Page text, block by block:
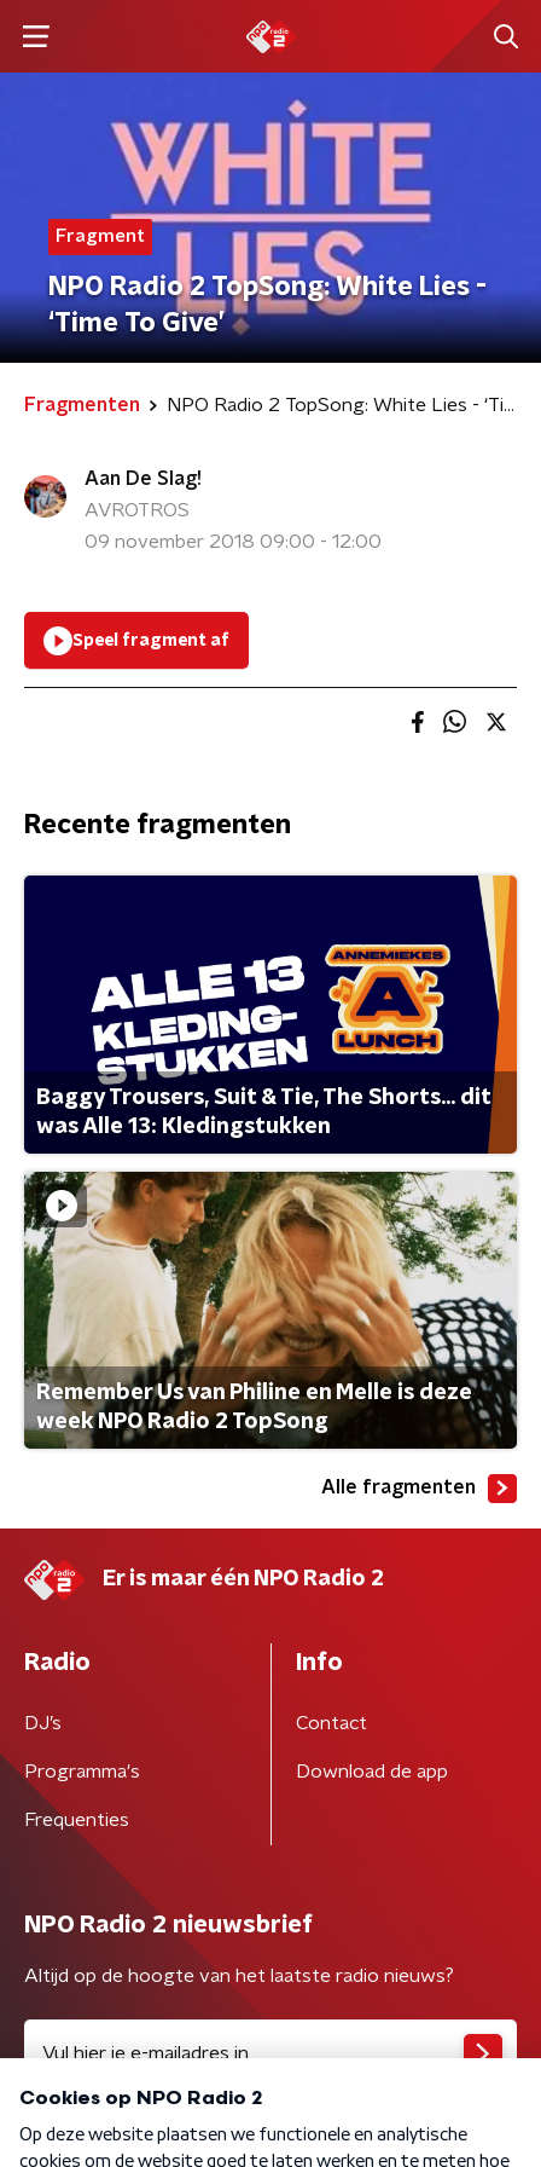
Fragment
NPO Radio 2 TopSong: White Lies -
‘Time To Give’
Fragmenten NPO Radio 2 TopSong: White Lies - ‘Time To Give’
Aan De Slag!
AVROTROS
09 november 2018 09:00 - 12:00
Speel fragment af
Recente fragmenten
Baggy Trousers, Suit & Tie, The Shorts... dit
was Alle 13: Kledingstukken
Remember Us van Philine en Melle is deze
week NPO Radio 2 TopSong
Alle fragmenten
Er is maar één NPO Radio 2
Radio
DJ’s
Programma's
Frequenties
Info
Contact
Download de app
NPO Radio 2 nieuwsbrief
Altijd op de hoogte van het laatste radio nieuws?